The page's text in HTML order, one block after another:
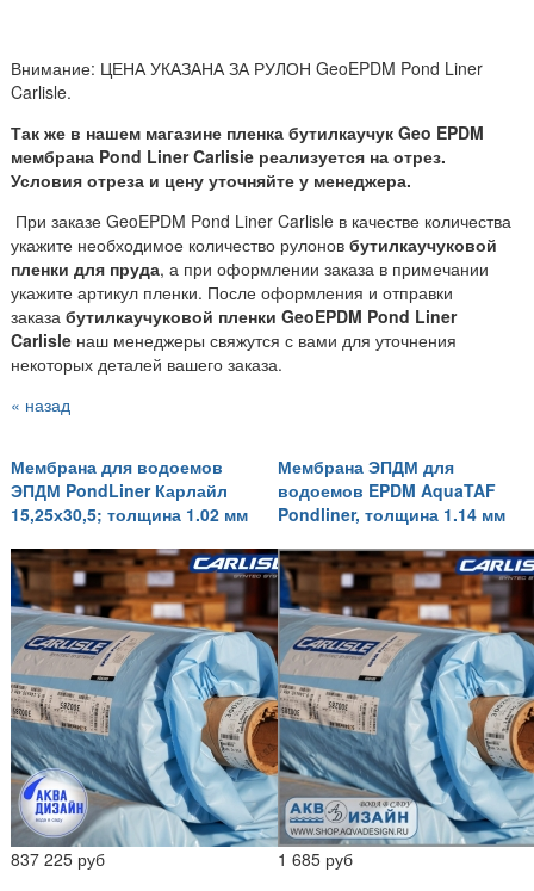
Внимание: ЦЕНА УКАЗАНА ЗА РУЛОН GeoEPDM Pond Liner
Carlisle.
Так же в нашем магазине пленка бутилкаучук Geo EPDM
мембрана Pond Liner Carlisie реализуется на отрез.
Условия отреза и цену уточняйте у менеджера.
При заказе GeoEPDM Pond Liner Carlisle в качестве количества
укажите необходимое количество рулонов бутилкаучуковой
пленки для пруда, а при оформлении заказа в примечании
укажите артикул пленки. После оформления и отправки
заказа бутилкаучуковой пленки GeoEPDM Pond Liner
Carlisle наш менеджеры свяжутся с вами для уточнения
некоторых деталей вашего заказа.
« назад
Мембрана для водоемов
ЭПДМ PondLiner Карлайл
15,25х30,5; толщина 1.02 мм
837 225 руб
Мембрана ЭПДМ для
водоемов EPDM AquaTAF
Pondliner, толщина 1.14 мм
1 685 руб